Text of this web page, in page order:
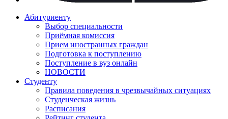
Абитуриенту
Выбор специальности
Приёмная комиссия
Прием иностранных граждан
Подготовка к поступлению
Поступление в вуз онлайн
НОВОСТИ
Студенту
Правила поведения в чрезвычайных ситуациях
Студенческая жизнь
Расписания